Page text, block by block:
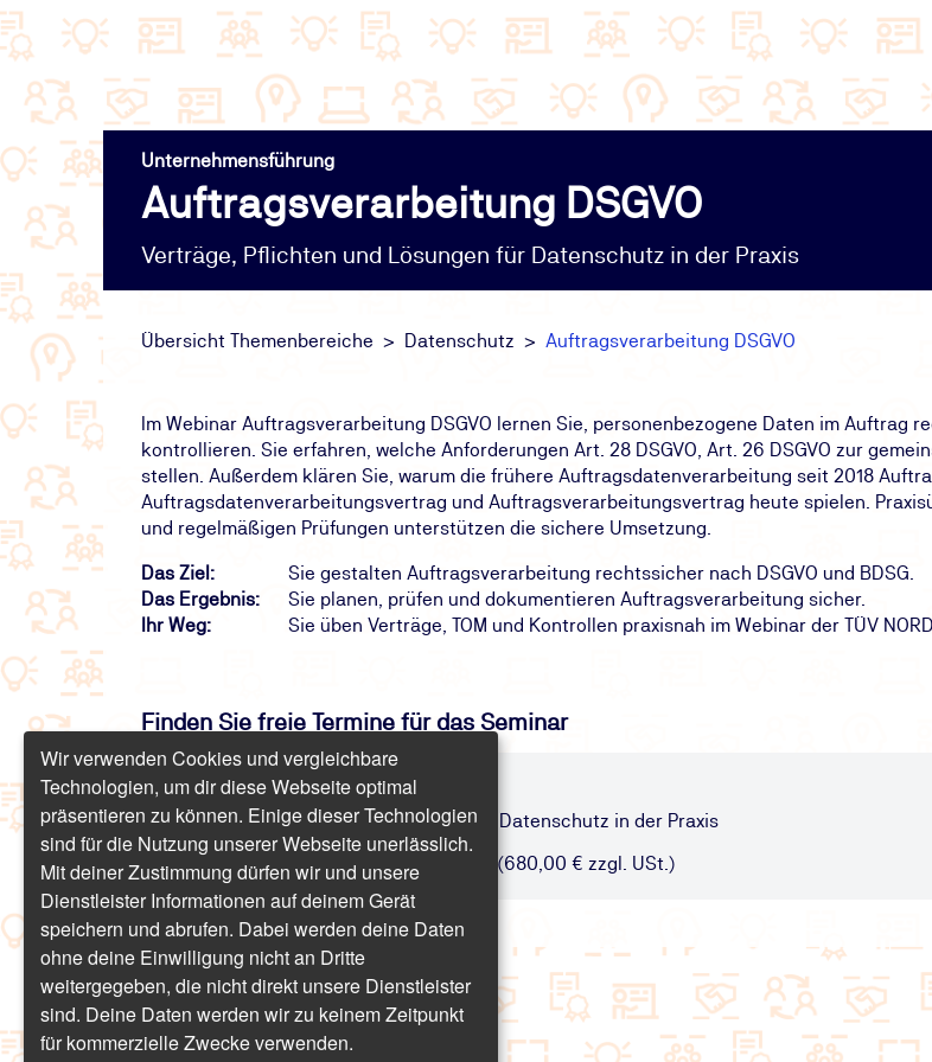
Unternehmensführung
Auftragsverarbeitung DSGVO
Verträge, Pflichten und Lösungen für Datenschutz in der Praxis
Übersicht Themenbereiche Datenschutz Auftragsverarbeitung DSGVO
Im Webinar Auftragsverarbeitung DSGVO lernen Sie, personenbezogene Daten im Auftrag
kontrollieren. Sie erfahren, welche Anforderungen Art. 28 DSGVO, Art. 26 DSGVO zur
stellen. Außerdem klären Sie, warum die frühere Auftragsdatenverarbeitung seit 2018
Auftragsdatenverarbeitungsvertrag und Auftragsverarbeitungsvertrag heute spielen.
und regelmäßigen Prüfungen unterstützen die sichere Umsetzung.
Das Ziel:
Sie gestalten Auftragsverarbeitung rechtssicher nach DSGVO und BDSG.
Das Ergebnis:
Sie planen, prüfen und dokumentieren Auftragsverarbeitung sicher.
Ihr Weg:
Sie üben Verträge, TOM und Kontrollen praxisnah im Webinar der TÜV
Finden Sie freie Termine für das Seminar
Auftragsverarbeitung DSGVO
Verträge, Pflichten und Lösungen für Datenschutz in der Praxis
Online | 1 Tag | ab 809,20 € inkl. USt. (680,00 € zzgl. USt.)
Wir verwenden Cookies und vergleichbare
Technologien, um dir diese Webseite optimal
präsentieren zu können. Einige dieser Technologien
sind für die Nutzung unserer Webseite unerlässlich.
Mit deiner Zustimmung dürfen wir und unsere
Dienstleister Informationen auf deinem Gerät
speichern und abrufen. Dabei werden deine Daten
ohne deine Einwilligung nicht an Dritte
weitergegeben, die nicht direkt unsere Dienstleister
sind. Deine Daten werden wir zu keinem Zeitpunkt
für kommerzielle Zwecke verwenden.